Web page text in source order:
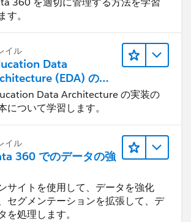
す。
イル
Data
(EDA) の管
Data Architecture の実装の
について学習します。
イル
360 でのデータの強
サイトを使用して、データを強化
セグメンテーションを拡張して、デ
を処理します。